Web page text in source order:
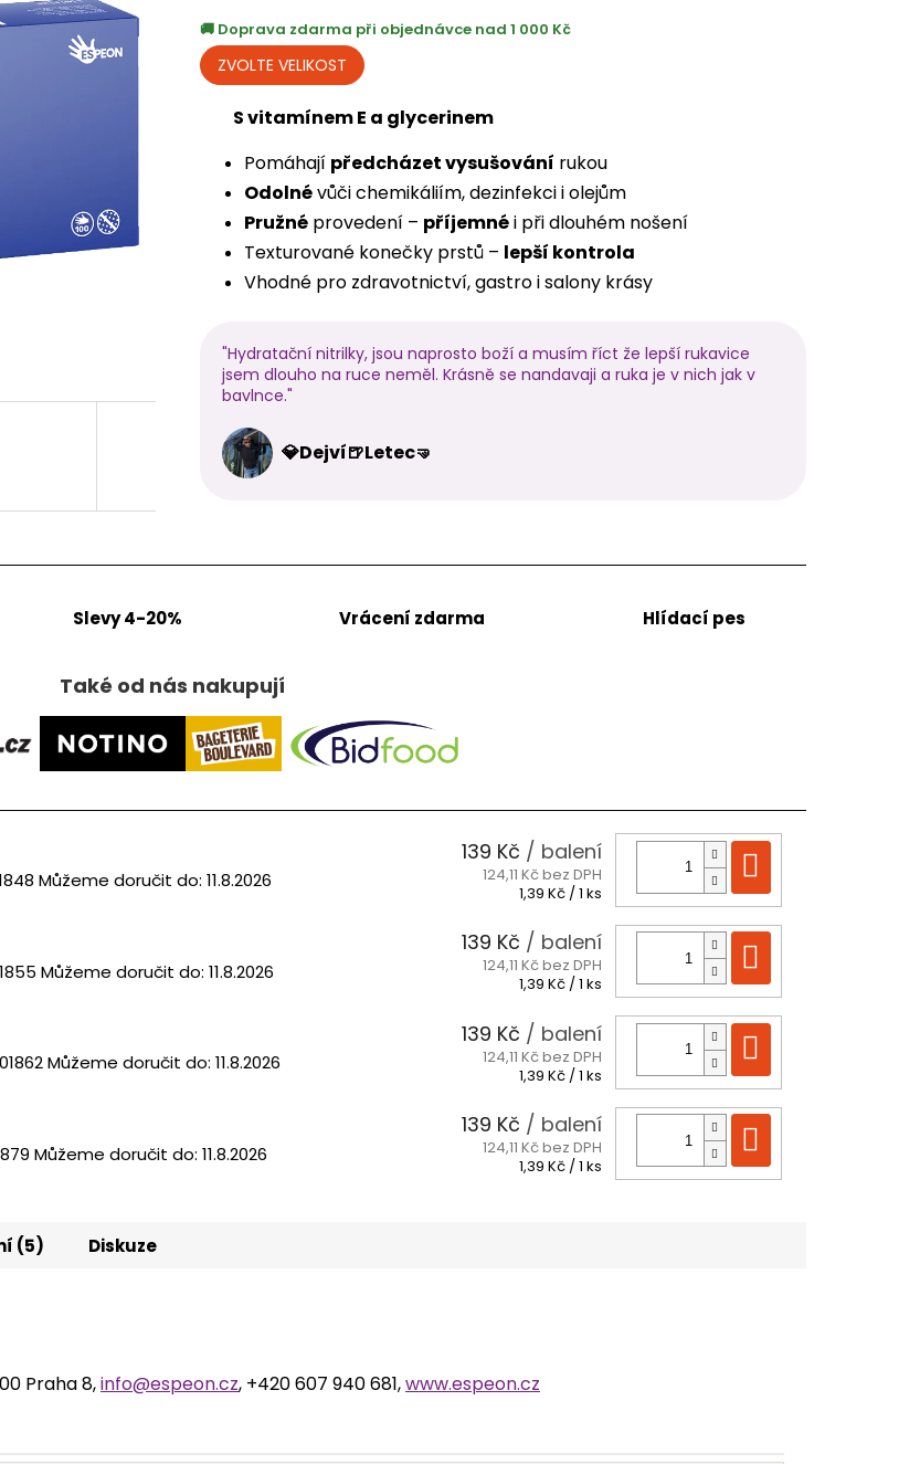
Doprava zdarma při objednávce nad 1 000 Kč
S vitamínem E a glycerinem
Pomáhají předcházet vysušování rukou
Odolnévůči chemikáliím, dezinfekci i olejům
Pružné provedení – příjemnéi při dlouhém nošení
Texturované konečky prstů – lepší kontrola
Vhodné pro zdravotnictví, gastro i salony krásy
"Hydratační nitrilky, jsou naprosto boží a musím říct že lepší rukavice
jsem dlouho na ruce neměl. Krásně se nandavaji a ruka je v nich jak v
bavlnce."
💎Dejví🍺Letec🤜
Slevy 4-20% Vrácení zdarma Hlídací pes
Také od nás nakupují
Můžeme doručit do: 11.8.2026
139 Kč / balení
124,11 Kč bez DPH
Měrná
1,39 Kč / 1 ks
Můžeme doručit do: 11.8.2026
139 Kč / balení
124,11 Kč bez DPH
Měrná
1,39 Kč / 1 ks
Můžeme doručit do: 11.8.2026
139 Kč / balení
124,11 Kč bez DPH
Měrná
1,39 Kč / 1 ks
Můžeme doručit do: 11.8.2026
139 Kč / balení
124,11 Kč bez DPH
Měrná
1,39 Kč / 1 ks
(5) Diskuze
Praha 8,info@espeon.cz, +420 607 940 681,www.espeon.cz